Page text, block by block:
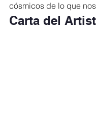
cósmicos de lo que
Carta del